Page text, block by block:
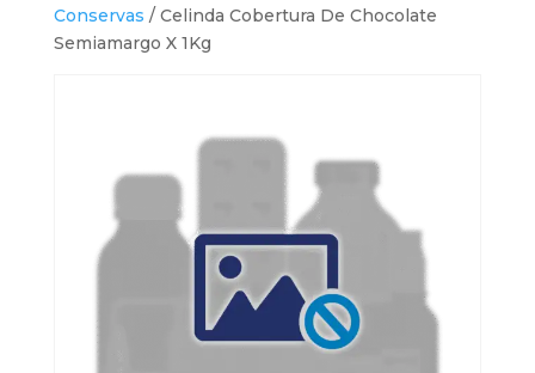
Conservas / Celinda Cobertura De Chocolate
Semiamargo X 1Kg